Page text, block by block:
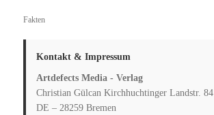
Fakten
Kontakt & Impressum
Artdefects Media - Verlag
Christian Gülcan Kirchhuchtinger Landstr. 84
DE – 28259 Bremen